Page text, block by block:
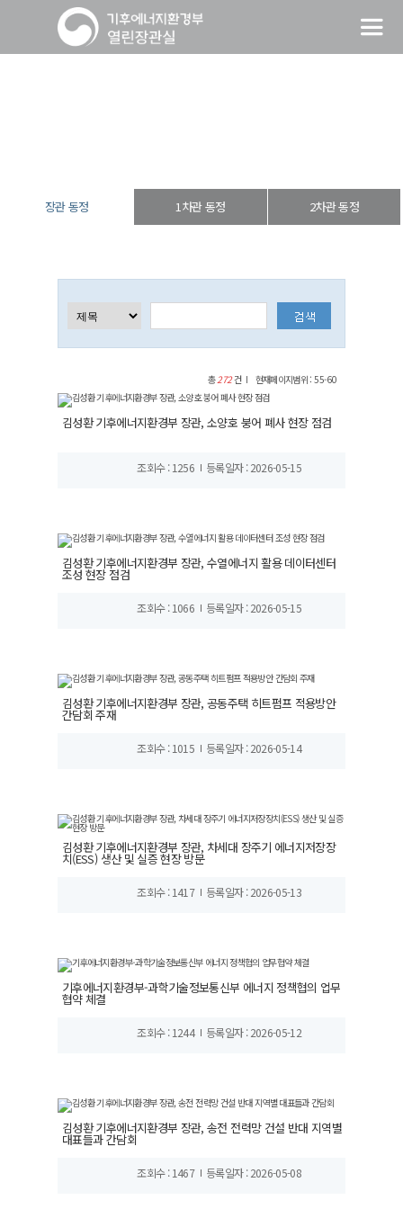
장관 동정 1차관 동정 2차관 동정
총272건 현재페이지범위 : 55-60
김성환 기후에너지환경부 장관, 소양호 붕어 폐사 현장 점검
조회수 : 1256 등록일자 : 2026-05-15
김성환 기후에너지환경부 장관, 수열에너지 활용 데이터센터
조성 현장 점검
조회수 : 1066 등록일자 : 2026-05-15
김성환 기후에너지환경부 장관, 공동주택 히트펌프 적용방안
간담회 주재
조회수 : 1015 등록일자 : 2026-05-14
김성환 기후에너지환경부 장관, 차세대 장주기 에너지저장장
치(ESS) 생산 및 실증 현장 방문
조회수 : 1417 등록일자 : 2026-05-13
기후에너지환경부-과학기술정보통신부 에너지 정책협의 업무
협약 체결
조회수 : 1244 등록일자 : 2026-05-12
김성환 기후에너지환경부 장관, 송전 전력망 건설 반대 지역별
대표들과 간담회
조회수 : 1467 등록일자 : 2026-05-08